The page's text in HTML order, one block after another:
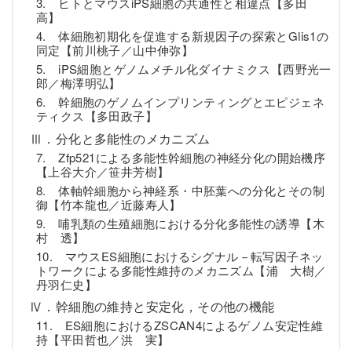
高】
4. 体細胞初期化を促進する新規因子の探索とGlis1の
同定【前川桃子／山中伸弥】
5. iPS細胞とゲノムメチル化ダイナミクス【西野光一
郎／梅澤明弘】
6. 幹細胞のゲノムインプリンティングとエピジェネ
ティクス【多田政子】
Ⅲ．分化と多能性のメカニズム
7. Zfp521による多能性幹細胞の神経分化の開始機序
【上谷大介／笹井芳樹】
8. 体軸幹細胞から神経系・中胚葉への分化とその制
御【竹本龍也／近藤寿人】
9. 哺乳類の生殖細胞における分化多能性の誘導【木
村 透】
10. マウスES細胞におけるシグナル－転写因子ネッ
トワークによる多能性維持のメカニズム【浦 大樹／
丹羽仁史】
Ⅳ．幹細胞の維持と安定化，その他の機能
11. ES細胞におけるZSCAN4によるゲノム安定性維
持【平田哲也／洪 実】